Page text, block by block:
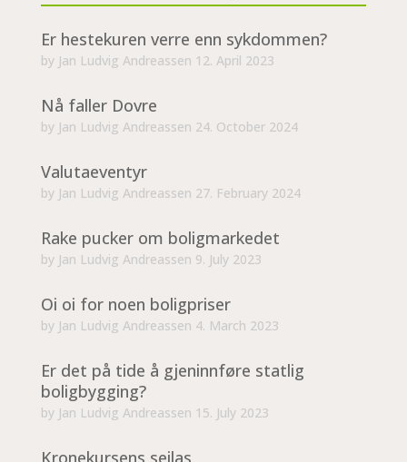
Er hestekuren verre enn sykdommen?
by Jan Ludvig Andreassen 12. April 2023
Nå faller Dovre
by Jan Ludvig Andreassen 24. October 2024
Valutaeventyr
by Jan Ludvig Andreassen 27. February 2024
Rake pucker om boligmarkedet
by Jan Ludvig Andreassen 9. July 2023
Oi oi for noen boligpriser
by Jan Ludvig Andreassen 4. March 2023
Er det på tide å gjeninnføre statlig
boligbygging?
by Jan Ludvig Andreassen 15. July 2023
Kronekursens seilas